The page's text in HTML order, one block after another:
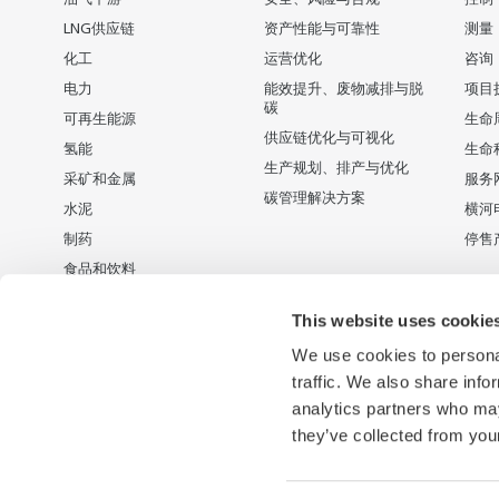
This website uses
We use cookies to
traffic. We also share
analytics partners who
they’ve collected from
LNG供应链
化工
电力
可再生能源
氢能
采矿和金属
水泥
制药
食品和饮料
资产性能与可靠性
运营优化
能效提升、废物减排与脱
碳
供应链优化与可视化
生产规划、排产与优化
碳管理解决方案
测量
咨询
项目
生命
生命
服务
横河
停售